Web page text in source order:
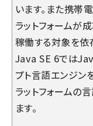
います。また携
ラットフォームが
稼働する対象を依
Java SE 6では
プト言語エンジン
ラットフォームの
ます。